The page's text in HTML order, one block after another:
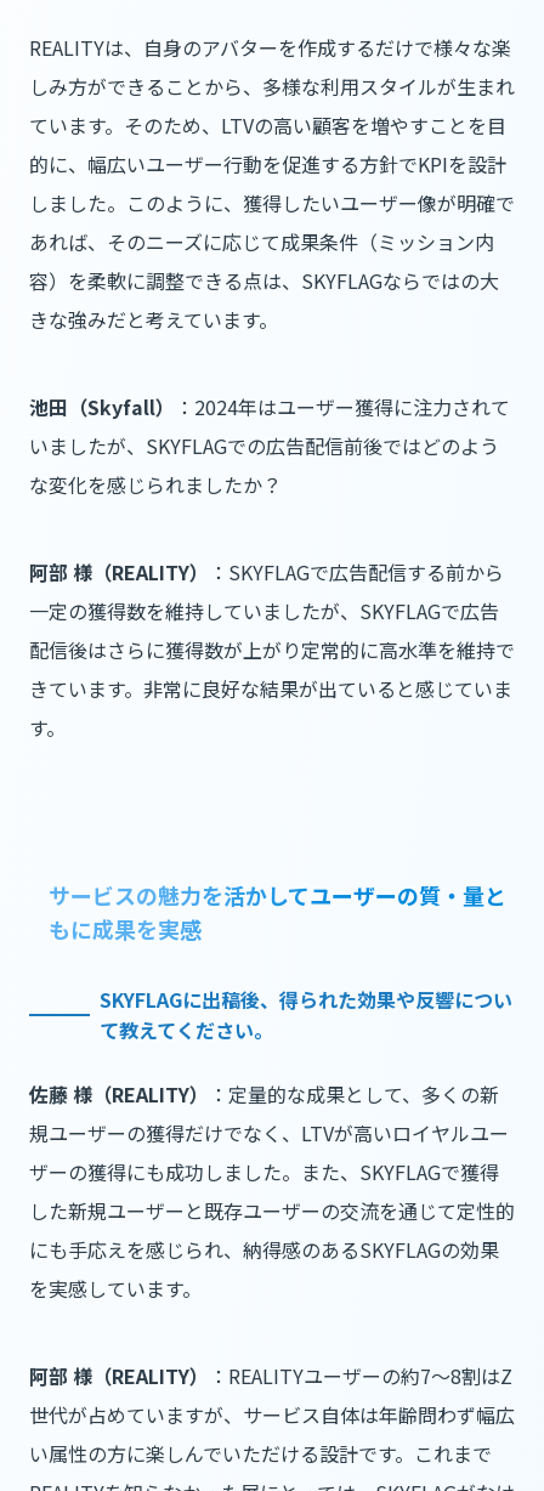
REALITYは、自身のアバターを作成するだけで様々な楽
しみ方ができることから、多様な利用スタイルが生まれ
ています。そのため、LTVの高い顧客を増やすことを目
的に、幅広いユーザー行動を促進する方針でKPIを設計
しました。このように、獲得したいユーザー像が明確で
あれば、そのニーズに応じて成果条件（ミッション内
容）を柔軟に調整できる点は、SKYFLAGならではの大
きな強みだと考えています。
池田（Skyfall）
：2024年はユーザー獲得に注力されて
いましたが、SKYFLAGでの広告配信前後ではどのよう
な変化を感じられましたか？
阿部 様（REALITY）
：SKYFLAGで広告配信する前から
一定の獲得数を維持していましたが、SKYFLAGで広告
配信後はさらに獲得数が上がり定常的に高水準を維持で
きています。非常に良好な結果が出ていると感じていま
す。
サービスの魅力を活かしてユーザーの質・量と
もに成果を実感
SKYFLAGに出稿後、得られた効果や反響につい
て教えてください。
佐藤 様（REALITY）
：定量的な成果として、多くの新
規ユーザーの獲得だけでなく、LTVが高いロイヤルユー
ザーの獲得にも成功しました。また、SKYFLAGで獲得
した新規ユーザーと既存ユーザーの交流を通じて定性的
にも手応えを感じられ、納得感のあるSKYFLAGの効果
を実感しています。
阿部 様（REALITY）
：REALITYユーザーの約7〜8割はZ
世代が占めていますが、サービス自体は年齢問わず幅広
い属性の方に楽しんでいただける設計です。これまで